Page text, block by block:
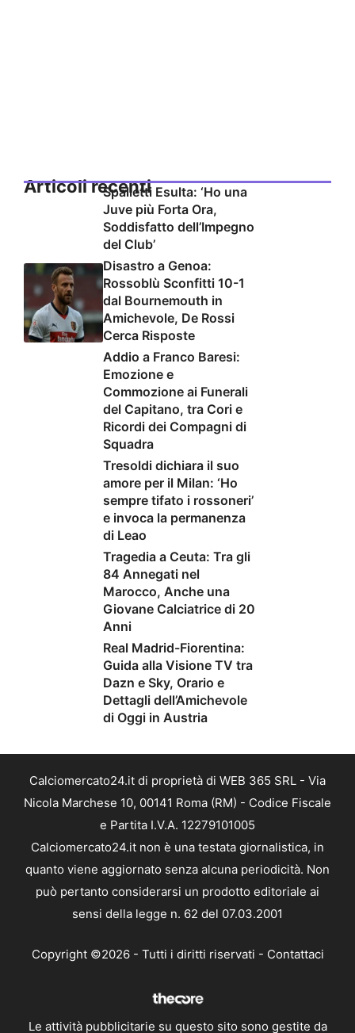
Articoli recentiSpalletti Esulta: ‘Ho una
Juve più Forta Ora,
Soddisfatto dell’Impegno
del Club’
Disastro a Genoa:
Rossoblù Sconfitti 10-1
dal Bournemouth in
Amichevole, De Rossi
Cerca Risposte
Addio a Franco Baresi:
Emozione e
Commozione ai Funerali
del Capitano, tra Cori e
Ricordi dei Compagni di
Squadra
Tresoldi dichiara il suo
amore per il Milan: ‘Ho
sempre tifato i rossoneri’
e invoca la permanenza
di Leao
Tragedia a Ceuta: Tra gli
84 Annegati nel
Marocco, Anche una
Giovane Calciatrice di 20
Anni
Real Madrid-Fiorentina:
Guida alla Visione TV tra
Dazn e Sky, Orario e
Dettagli dell’Amichevole
di Oggi in Austria
Calciomercato24.it di proprietà di WEB 365 SRL - Via
Nicola Marchese 10, 00141 Roma (RM) - Codice Fiscale
e Partita I.V.A. 12279101005
Calciomercato24.it non è una testata giornalistica, in
quanto viene aggiornato senza alcuna periodicità. Non
può pertanto considerarsi un prodotto editoriale ai
sensi della legge n. 62 del 07.03.2001
Copyright ©2026 - Tutti i diritti riservati - Contattaci
Le attività pubblicitarie su questo sito sono gestite da